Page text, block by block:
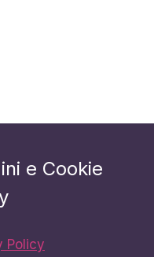
e Cookie
Policy